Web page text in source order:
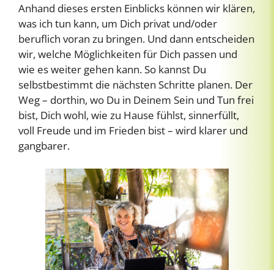
Anhand dieses ersten Einblicks können wir klären,
was ich tun kann, um Dich privat und/oder
beruflich voran zu bringen. Und dann entscheiden
wir, welche Möglichkeiten für Dich passen und
wie es weiter gehen kann. So kannst Du
selbstbestimmt die nächsten Schritte planen. Der
Weg – dorthin, wo Du in Deinem Sein und Tun frei
bist, Dich wohl, wie zu Hause fühlst, sinnerfüllt,
voll Freude und im Frieden bist – wird klarer und
gangbarer.